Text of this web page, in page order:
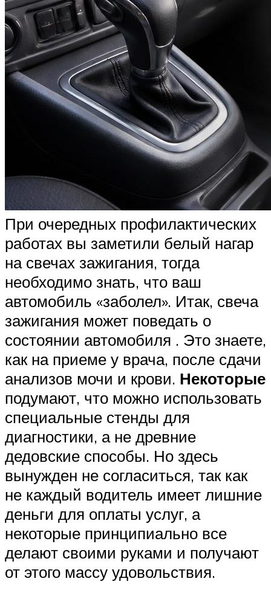
При очередных профилактических
работах вы заметили белый нагар
на свечах зажигания, тогда
необходимо знать, что ваш
автомобиль «заболел». Итак, свеча
зажигания может поведать о
состоянии автомобиля . Это знаете,
как на приеме у врача, после сдачи
анализов мочи и крови. Некоторые
подумают, что можно использовать
специальные стенды для
диагностики, а не древние
дедовские способы. Но здесь
вынужден не согласиться, так как
не каждый водитель имеет лишние
деньги для оплаты услуг, а
некоторые принципиально все
делают своими руками и получают
от этого массу удовольствия.